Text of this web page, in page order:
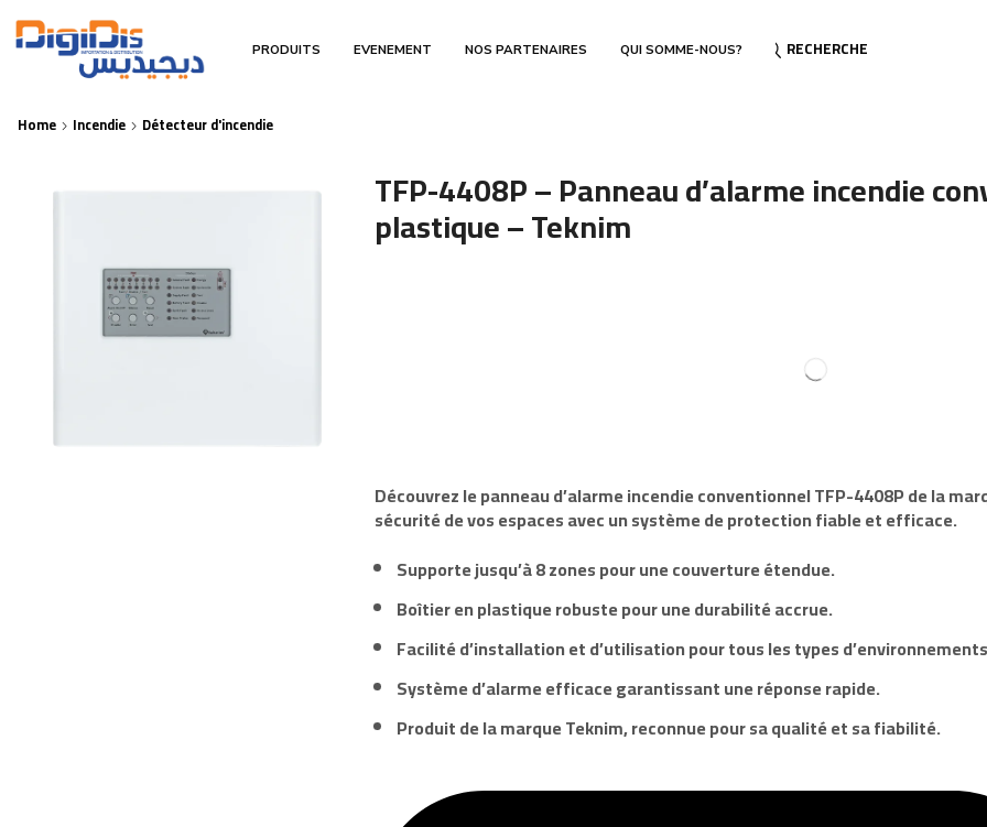
PRODUITS EVENEMENT NOS PARTENAIRES QUI SOMME-NOUS? RECHERCHE
Home Incendie Détecteur d'incendie
TFP-4408P – Panneau d’alarme incendie
plastique – Teknim
Découvrez le panneau d’alarme incendie conventionnel TFP-4408P de la
sécurité de vos espaces avec un système de protection fiable et efficace.
Supporte jusqu’à 8 zones pour une couverture étendue.
Boîtier en plastique robuste pour une durabilité accrue.
Facilité d’installation et d’utilisation pour tous les types
Système d’alarme efficace garantissant une réponse rapide.
Produit de la marqueTeknim, reconnue pour sa qualité et sa fiabilité.